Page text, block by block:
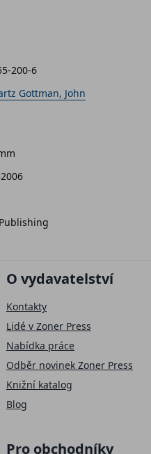
200-6
Gottman, John
O vydavatelství
Kontakty
Lidé v Zoner Press
Nabídka práce
Odběr novinek Zoner Press
Knižní katalog
Blog
Pro obchodníky